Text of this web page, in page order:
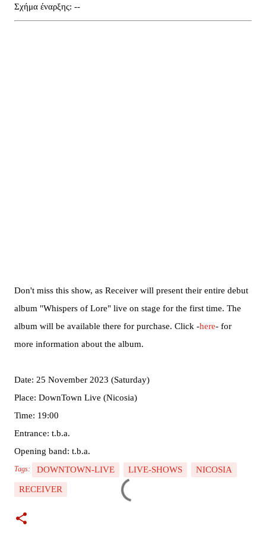
Σχήμα έναρξης: --
Don't miss this show, as Receiver will present their entire debut
album "Whispers of Lore" live on stage for the first time. The
album will be available there for purchase. Click -here- for
more information about the album.
Date: 25 November 2023 (Saturday)
Place: DownTown Live (Nicosia)
Time: 19:00
Entrance: t.b.a.
Opening band: t.b.a.
Tags: DOWNTOWN-LIVE LIVE-SHOWS NICOSIA
RECEIVER